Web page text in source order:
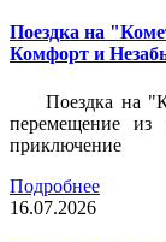
Поездка на
Комфорт и
Поездка на
перемещение
приключение
Подробнее
16.07.2026